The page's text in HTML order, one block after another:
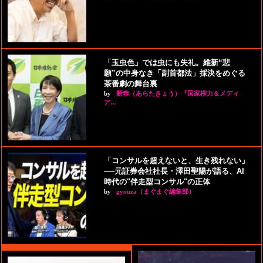
「玉虫色」では虫にも失礼。維新“悲
願”の中身なき「副首都法」採決をめぐる
茶番劇の舞台裏
by
新恭（あらたきょう）『国家権力＆メディ
ア…
「コンサルを超えないと、生き残れない」
──元証券会社社長・澤田聖陽が語る、AI
時代の"伴走型コンサル"の正体
by gyouza（まぐまぐ編集部）